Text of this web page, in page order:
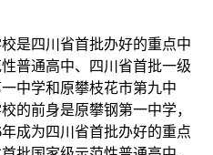
是四川省首批办好的重点中
普通高中、四川省首批一级
中学和原攀枝花市第九中
的前身是原攀钢第一中学，
成为四川省首批办好的重点